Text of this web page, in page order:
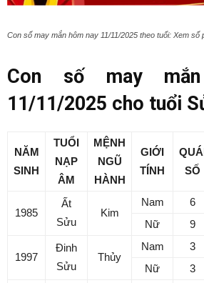
Con số may mắn hôm nay 11/11/2025 theo tuổi: Xem số
Con số may
11/11/2025 cho tuổi
NĂM
SINH
TUỔI
NẠP
ÂM
MỆNH
NGŨ
HÀNH
GIỚI
TÍNH
SỐ
1985
Ất
Sửu
Kim
Nam 6
Nữ
9
1997
Đinh
Sửu
Thủy
Nam 3
Nữ
3